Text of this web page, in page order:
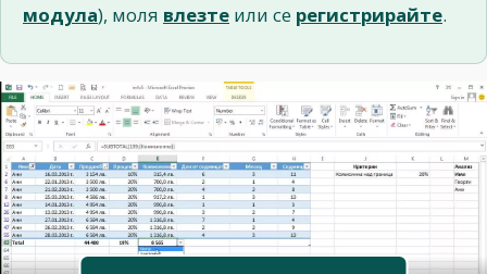
модула), моля влезте или се регистрирайте.